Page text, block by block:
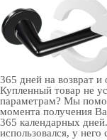
365 дней на возврат и
Купленный товар не
параметрам? Мы
момента получения
365 календарных
использовался, у